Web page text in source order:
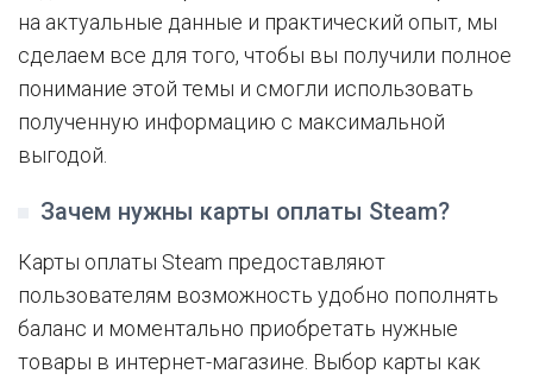
на актуальные данные и практический опыт, мы
сделаем все для того, чтобы вы получили полное
понимание этой темы и смогли использовать
полученную информацию с максимальной
выгодой.
Зачем нужны карты оплаты Steam?
Карты оплаты Steam предоставляют
пользователям возможность удобно пополнять
баланс и моментально приобретать нужные
товары в интернет-магазине. Выбор карты как